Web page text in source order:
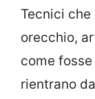
Tecnici
orecchio,
come
rientrano